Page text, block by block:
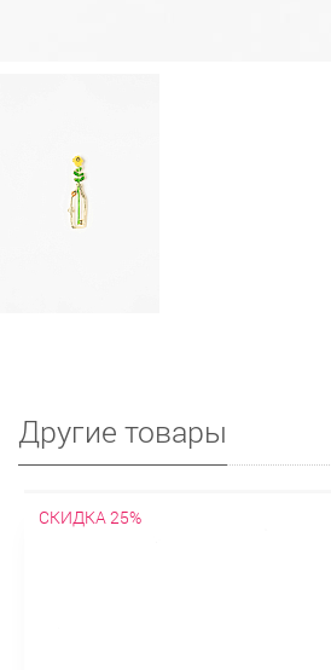
Другие товары
СКИДКА 25%